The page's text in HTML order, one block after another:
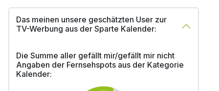
Das meinen unsere geschätzten User zur
TV-Werbung aus der Sparte Kalender:
Die Summe aller gefällt mir/gefällt mir nicht
Angaben der Fernsehspots aus der Kategorie
Kalender: